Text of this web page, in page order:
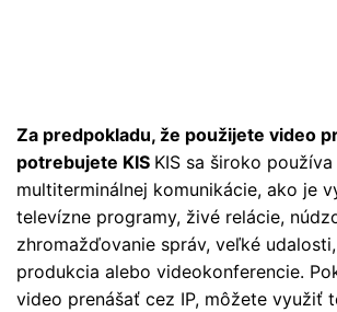
Za predpokladu, že použijete video
potrebujete KIS KIS sa široko
multiterminálnej komunikácie, ako je
televízne programy, živé relácie,
zhromažďovanie správ, veľké
produkcia alebo videokonferencie.
video prenášať cez IP, môžete využiť